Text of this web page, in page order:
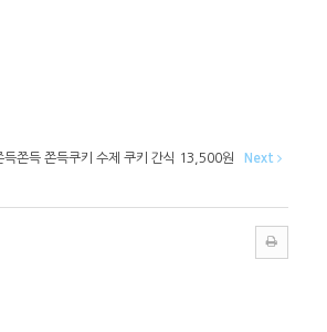
득쫀득 쫀득쿠키 수제 쿠키 간식 13,500원 Next